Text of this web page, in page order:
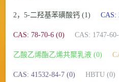
2，5-二羟基苯磺酸钙 (1) CAS:
CAS: 78-70-6 (0) CAS: 1747-
乙酸乙烯酯乙烯共聚乳液 (0)
CAS: 41532-84-7 (0) HBTU (0)